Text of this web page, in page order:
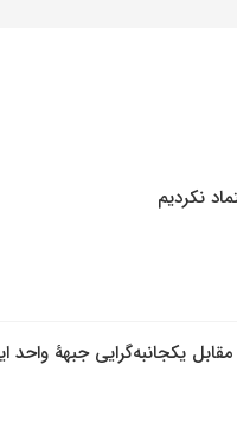
نکردیم
یکجانبه‌گرایی جبهۀ واحد